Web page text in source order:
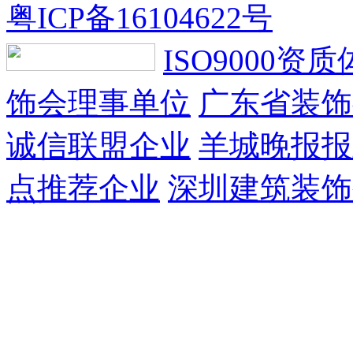
粤ICP备16104622号
ISO9000资质
饰会理事单位 广东省装
诚信联盟企业 羊城晚报
点推荐企业 深圳建筑装